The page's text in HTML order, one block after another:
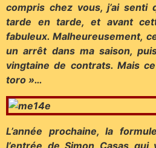
compris chez vous, j’ai senti
tarde en tarde, et avant
fabuleux. Malheureusement,
un arrêt dans ma saison,
vingtaine de contrats. Mais
toro »…
L’année prochaine, la
l’entrée de Simon Casas qui